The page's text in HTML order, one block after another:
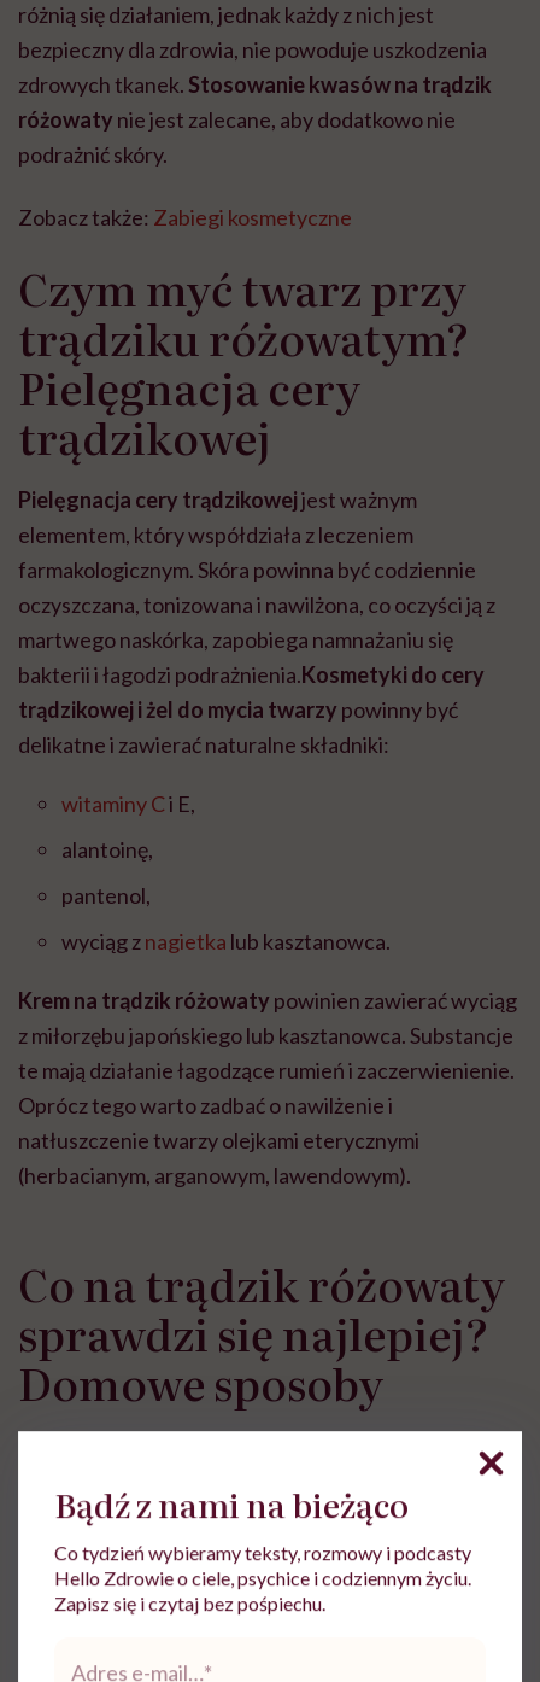
różnią się działaniem, jednak każdy z nich jest
bezpieczny dla zdrowia, nie powoduje uszkodzenia
zdrowych tkanek. Stosowanie kwasów na trądzik
różowaty nie jest zalecane, aby dodatkowo nie
podrażnić skóry.
Zobacz także: Zabiegi kosmetyczne
Czym myć twarz przy
trądziku różowatym?
Pielęgnacja cery
trądzikowej
Pielęgnacja cery trądzikowejjest ważnym
elementem, który współdziała z leczeniem
farmakologicznym. Skóra powinna być codziennie
oczyszczana, tonizowana i nawilżona, co oczyści ją z
martwego naskórka, zapobiega namnażaniu się
bakterii i łagodzi podrażnienia.Kosmetyki do cery
trądzikowej i żel do mycia twarzy powinny być
delikatne i zawierać naturalne składniki:
witaminy Ci E,
alantoinę,
pantenol,
wyciąg znagietka lub kasztanowca.
Krem na trądzik różowaty powinien zawierać wyciąg
z miłorzębu japońskiego lub kasztanowca. Substancje
te mają działanie łagodzące rumień i zaczerwienienie.
Oprócz tego warto zadbać o nawilżenie i
natłuszczenie twarzy olejkami eterycznymi
(herbacianym, arganowym, lawendowym).
Co na trądzik różowaty
sprawdzi się najlepiej?
Domowe sposoby
wiąże się ze zmianą
stylu życia i nawyków. Polega na unikaniu czynników,
które mogą zaostrzyć objawy choroby, a więc:
chlorowanej wody,
sauny,
nadmiernego nasłonecznienia,
Bądź z nami na bieżąco
Co tydzień wybieramy teksty, rozmowy i podcasty
Hello Zdrowie o ciele, psychice i codziennym życiu.
Zapisz się i czytaj bez pośpiechu.